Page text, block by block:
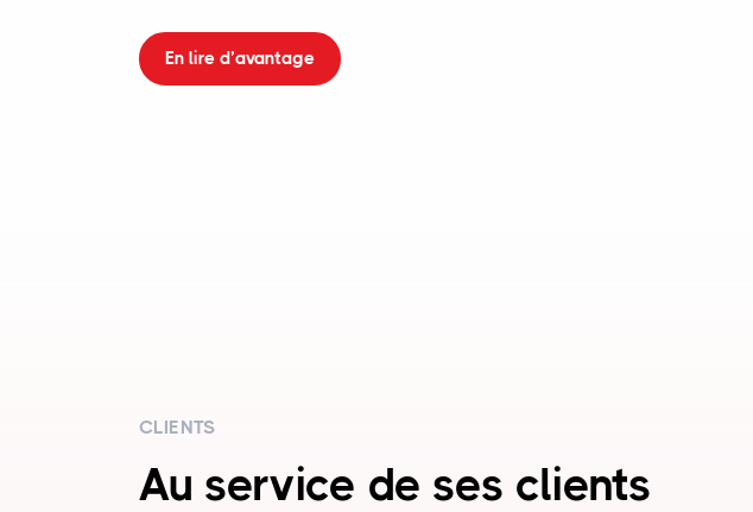
En lire d’avantage
CLIENTS
Au service de ses clients